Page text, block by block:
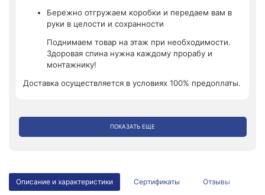
Бережно отгружаем коробки и передаем вам в
руки в целости и сохранности
Поднимаем товар на этаж при необходимости.
Здоровая спина нужна каждому прорабу и
монтажнику!
Доставка осуществляется в условиях 100% предоплаты.
ПОКАЗАТЬ ЕЩЕ
Описание и характеристики Сертификаты Отзывы